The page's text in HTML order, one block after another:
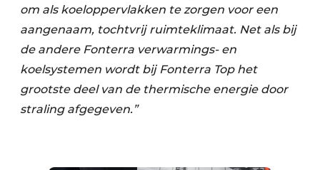
om als koeloppervlakken te zorgen voor een
aangenaam, tochtvrij ruimteklimaat. Net als bij
de andere Fonterra verwarmings- en
koelsystemen wordt bij Fonterra Top het
grootste deel van de thermische energie door
straling afgegeven.”